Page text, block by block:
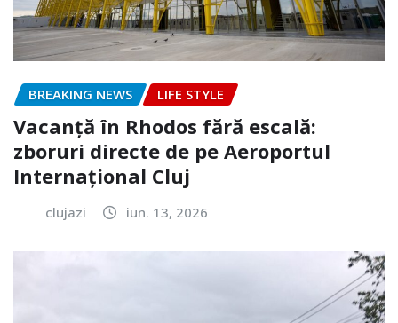
BREAKING NEWS LIFE STYLE
Vacanță în Rhodos fără escală:
zboruri directe de pe Aeroportul
Internațional Cluj
clujazi iun. 13, 2026